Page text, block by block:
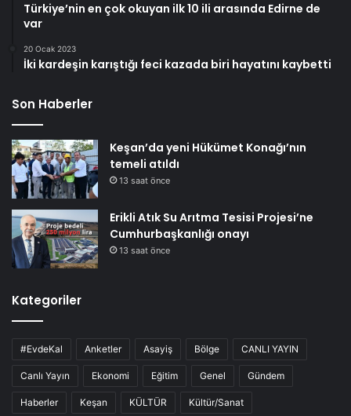
Türkiye’nin en çok okuyan ilk 10 ili arasında Edirne de
var
20 Ocak 2023
İki kardeşin karıştığı feci kazada biri hayatını kaybetti
Son Haberler
Keşan’da yeni Hükümet Konağı’nın
temeli atıldı
13 saat önce
Erikli Atık Su Arıtma Tesisi Projesi’ne
Cumhurbaşkanlığı onayı
13 saat önce
Kategoriler
#EvdeKal Anketler Asayiş Bölge CANLI YAYIN
Canlı Yayın Ekonomi Eğitim Genel Gündem
Haberler Keşan KÜLTÜR Kültür/Sanat